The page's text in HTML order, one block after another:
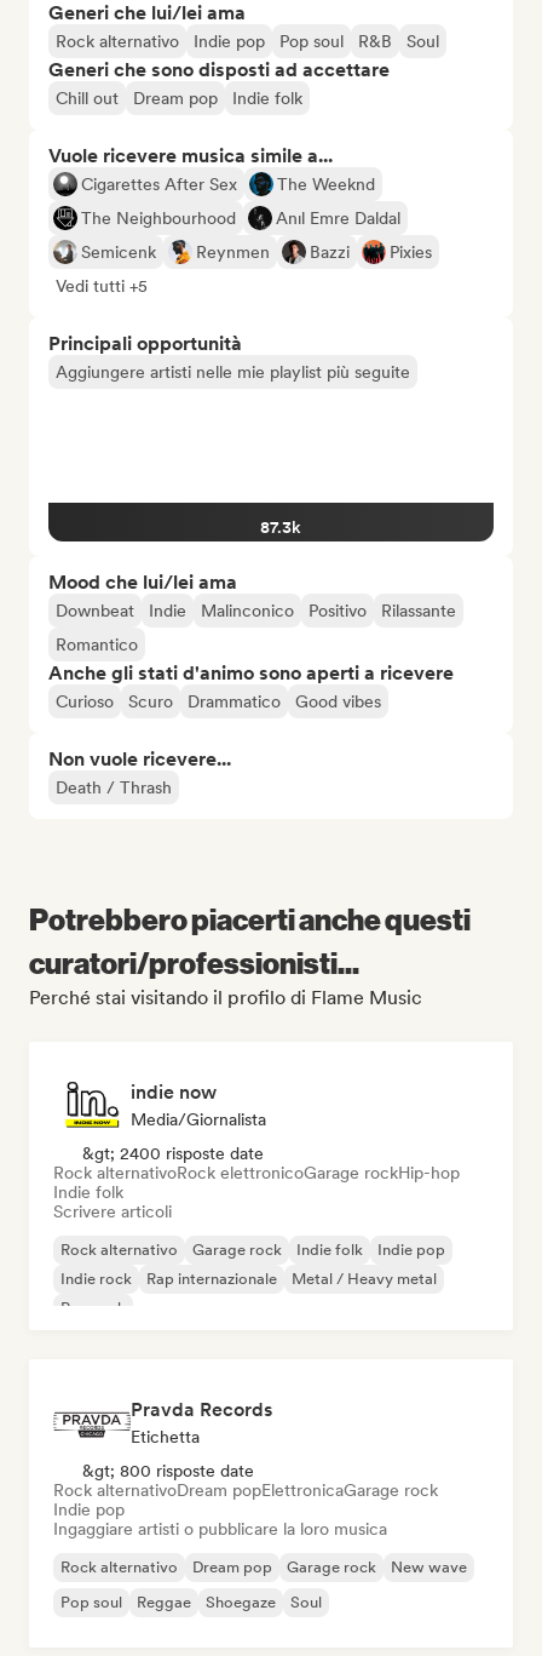
Generi che lui/lei ama
Rock alternativo Indie pop Pop soul R&B Soul
Generi che sono disposti ad accettare
Chill out Dream pop Indie folk
Vuole ricevere musica simile a...
Cigarettes After Sex
The Weeknd
The Neighbourhood
Anıl Emre Daldal
Semicenk
Reynmen Bazzi
Pixies
Vedi tutti +5
Principali opportunità
Aggiungere artisti nelle mie playlist più seguite
87.3k
Mood che lui/lei ama
Downbeat Indie Malinconico Positivo
Rilassante
Romantico
Anche gli stati d'animo sono aperti a ricevere
Curioso Scuro Drammatico Good vibes
Non vuole ricevere...
Death / Thrash
Potrebbero piacerti anche questi
curatori/professionisti...
Perché stai visitando il profilo di Flame Music
indie now
Media/Giornalista
&gt; 2400 risposte date
Rock alternativoRock elettronicoGarage rockHip-hop
Indie folk
Scrivere articoli
Rock alternativo Garage rock Indie folk
Indie pop
Indie rock
Rap internazionale
Metal / Heavy metal
Pop rock
Pravda Records
Etichetta
&gt; 800 risposte date
Rock alternativoDream popElettronicaGarage rock
Indie pop
Ingaggiare artisti o pubblicare la loro musica
Rock alternativo Dream pop Garage rock
New wave
Pop soul
Reggae Shoegaze Soul